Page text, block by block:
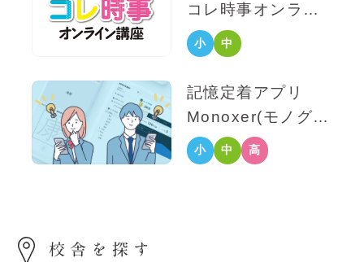
コレ時事オンライ
ン
小
生
中
生
記憶定着アプリ
Monoxer(モノグ
サ)
小 中 高
校舎を探す